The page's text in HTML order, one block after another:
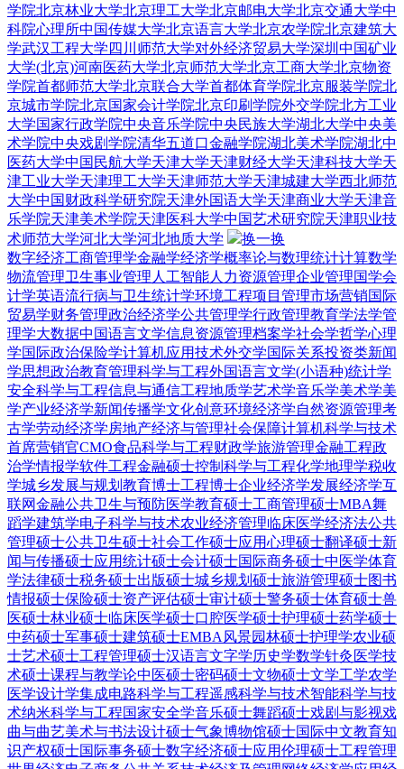
学院北京林业大学北京理工大学北京邮电大学北京交通大学中
科院心理所中国传媒大学北京语言大学北京农学院北京建筑大
学武汉工程大学 四川师范大学对外经济贸易大学深圳 中国矿业
大学(北京)河南医药大学北京师范大学北京工商大学北京物资
学院首都师范大学北京联合大学首都体育学院北京服装学院北
京城市学院北京国家会计学院北京印刷学院外交学院北方工业
大学国家行政学院中央音乐学院中央民族大学湖北大学中央美
术学院中央戏剧学院清华五道口金融学院湖北美术学院湖北中
医药大学中国民航大学天津大学天津财经大学天津科技大学天
津工业大学天津理工大学天津师范大学天津城建大学西北师范
大学中国财政科学研究院天津外国语大学天津商业大学天津音
乐学院天津美术学院天津医科大学中国艺术研究院天津职业技
术师范大学河北大学河北地质大学
换一换
数字经济工商管理学金融学经济学概率论与数理统计计算数学
物流管理卫生事业管理 人工智能人力资源管理企业管理国学会
计学英语流行病与卫生统计学环境工程项目管理市场营销国际
贸易学财务管理政治经济学公共管理学行政管理教育学法学管
理学大数据中国语言文学信息资源管理档案学社会学哲学心理
学国际政治保险学计算机应用技术外交学国际关系投资类新闻
学思想政治教育管理科学与工程外国语言文学(小语种)统计学
安全科学与工程信息与通信工程地质学艺术学音乐学美术学美
学产业经济学新闻传播学文化创意环境经济学自然资源管理考
古学劳动经济学房地产经济与管理社会保障计算机科学与技术
首席营销官CMO食品科学与工程财政学旅游管理金融工程政
治学情报学软件工程金融硕士控制科学与工程化学地理学税收
学城乡发展与规划 教育博士工程博士企业经济学发展经济学互
联网金融公共卫生与预防医学教育硕士工商管理硕士MBA舞
蹈学建筑学电子科学与技术农业经济管理临床医学经济法公共
管理硕士公共卫生硕士社会工作硕士应用心理硕士翻译硕士新
闻与传播硕士应用统计硕士会计硕士国际商务硕士中医学体育
学法律硕士税务硕士出版硕士城乡规划硕士旅游管理硕士图书
情报硕士保险硕士资产评估硕士审计硕士警务硕士体育硕士兽
医硕士林业硕士临床医学硕士口腔医学硕士护理硕士药学硕士
中药硕士军事硕士建筑硕士EMBA 风景园林硕士护理学农业硕
士艺术硕士工程管理硕士汉语言文字学历史学数学针灸 医学技
术硕士课程与教学论中医硕士密码硕士文物硕士文学工学农学
医学设计学集成电路科学与工程遥感科学与技术智能科学与技
术纳米科学与工程国家安全学音乐硕士舞蹈硕士戏剧与影视戏
曲与曲艺美术与书法设计硕士气象博物馆硕士国际中文教育知
识产权硕士国际事务硕士数字经济硕士应用伦理硕士工程管理